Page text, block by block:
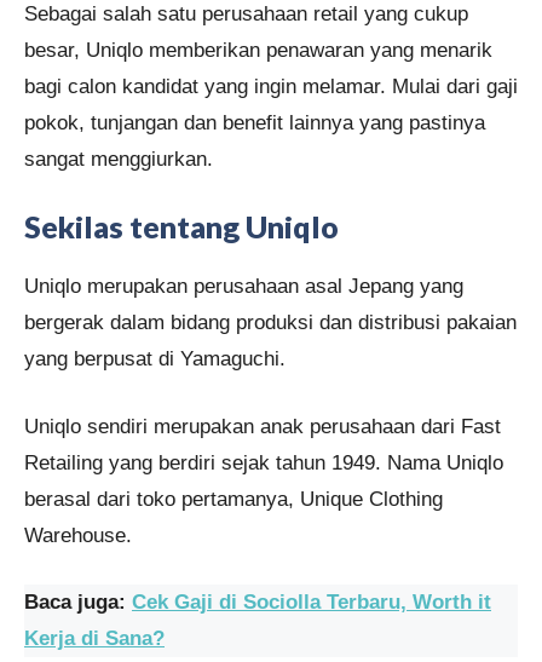
Sebagai salah satu perusahaan retail yang cukup
besar, Uniqlo memberikan penawaran yang menarik
bagi calon kandidat yang ingin melamar. Mulai dari gaji
pokok, tunjangan dan benefit lainnya yang pastinya
sangat menggiurkan.
Sekilas tentang Uniqlo
Uniqlo merupakan perusahaan asal Jepang yang
bergerak dalam bidang produksi dan distribusi pakaian
yang berpusat di Yamaguchi.
Uniqlo sendiri merupakan anak perusahaan dari Fast
Retailing yang berdiri sejak tahun 1949. Nama Uniqlo
berasal dari toko pertamanya, Unique Clothing
Warehouse.
Baca juga: Cek Gaji di Sociolla Terbaru, Worth it
Kerja di Sana?